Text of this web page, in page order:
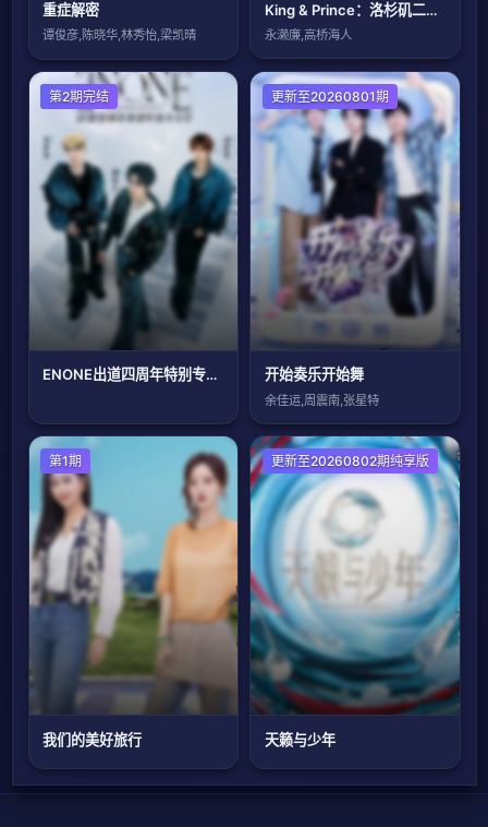
重症解密
谭俊彦,陈晓华,林秀怡,梁凯晴
King & Prince：洛杉矶二人行
永濑廉,高桥海人
大陆综艺
第2期完结
ENONE出道四周年特别专场全记录
更新至20260801期
开始奏乐开始舞
余佳运,周震南,张星特
第1期
我们的美好旅行
更新至20260802期纯享版
天籁与少年